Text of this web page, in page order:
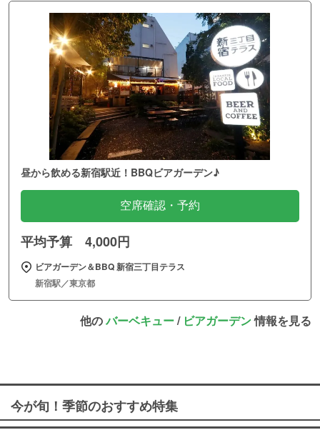
昼から飲める新宿駅近！BBQビアガーデン♪
空席確認・予約
平均予算 4,000円
ビアガーデン＆BBQ 新宿三丁目テラス
新宿駅／東京都
他のバーベキュー/ ビアガーデン情報を見る
今が旬！季節のおすすめ特集